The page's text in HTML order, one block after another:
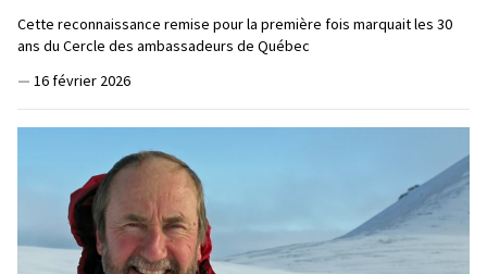
Cette reconnaissance remise pour la première fois marquait les 30
ans du Cercle des ambassadeurs de Québec
— 16 février 2026